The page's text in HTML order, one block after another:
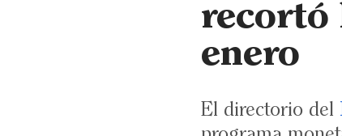
recortó
enero
El directorio del